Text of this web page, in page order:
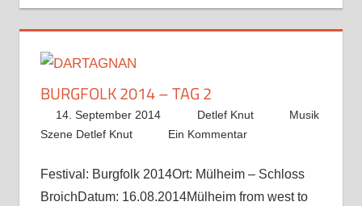
BURGFOLK 2014 – TAG 2
14. September 2014 Detlef Knut
Musik
Szene Detlef Knut
Ein Kommentar
Festival: Burgfolk 2014Ort: Mülheim – Schloss
BroichDatum: 16.08.2014Mülheim from west to